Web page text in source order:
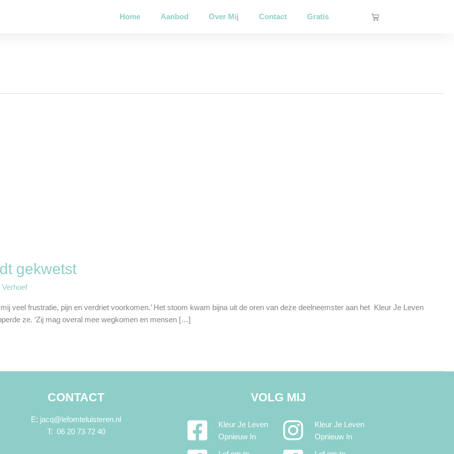
Home Aanbod Over Mij Contact Gratis Winkelwagen
gekwetst
veel frustratie, pijn en verdriet voorkomen.’ Het stoom kwam bijna uit de oren van deze deelneemster aan het Kleur Je Leven
ze. ‘Zij mag overal mee wegkomen en mensen […]
CONTACT
E: jacq@lefomteluisteren.nl
T: 06 20 73 72 40
VOLG MIJ
Kleur Je Leven
Opnieuw In
Kleur Je Leven
Opnieuw In